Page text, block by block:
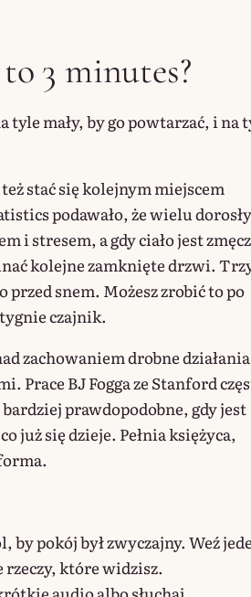
3 minutes?
mały, by go powtarzać, i na
stać się kolejnym miejscem
podawało, że wielu
i stresem, a gdy ciało jest
kolejne zamknięte drzwi.
snem. Możesz zrobić to po
czajnik.
zachowaniem drobne działania
Prace BJ Fogga ze Stanford
prawdopodobne, gdy jest
już się dzieje. Pełnia księżyca,
by pokój był zwyczajny. Weź
które widzisz.